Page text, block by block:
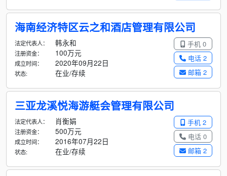
海南经济特区云之和酒店管理有限公司
手机 0
电话 2
邮箱 2
法定代表人： 韩永和
注册资金： 100万元
成立时间： 2020年09月22日
状态: 在业/存续
三亚龙溪悦海游艇会管理有限公司
手机 2
电话 0
邮箱 2
法定代表人： 肖衡娟
注册资金： 500万元
成立时间： 2016年07月22日
状态: 在业/存续